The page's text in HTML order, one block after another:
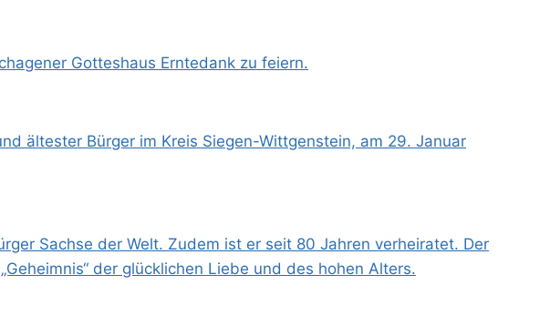
Gotteshaus Erntedank zu feiern.
ältester Bürger im Kreis Siegen-Wittgenstein, am 29. Januar
Sachse der Welt. Zudem ist er seit 80 Jahren verheiratet. Der
der glücklichen Liebe und des hohen Alters.